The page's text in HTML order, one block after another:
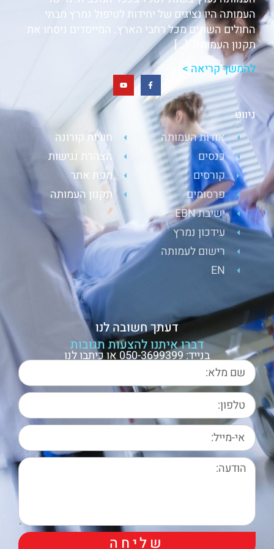
העמותה היו נציגים של יחידות לטיפול נמרץ מבתי
החולים השונים מכל רחבי הארץ. המייסדים ניסחו את
תקנון העמותה. […]
להמשך קריאה >
ניווט
אודות העמותה
כנסים
קורסים
פרסומים
ישיבת EBN
עידכון נמרץ
רישום לעמותה
EN
חוויות קורונה
הצהרת נגישות
מפת אתר
תקנון העמותה
דעתך חשובה לנו
דברו איתנו להצעות תגובות
בנייד: 050-3699399 או כיתבו לנו
שליחה